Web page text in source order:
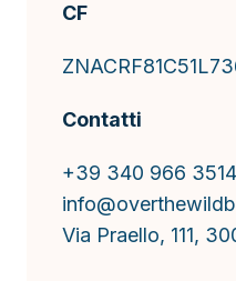
CF
Contatti
+39 340 966 3514
Via Praello, 111,